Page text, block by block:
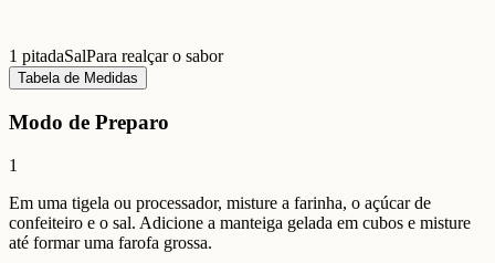
1 pitadaSalPara realçar o sabor
Tabela de Medidas
Modo de Preparo
1
Em uma tigela ou processador, misture a farinha, o açúcar de
confeiteiro e o sal. Adicione a manteiga gelada em cubos e misture
até formar uma farofa grossa.